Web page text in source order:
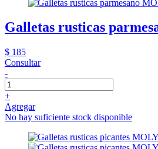
Galletas rusticas
$ 185
Consultar
-
+
Agregar
No hay suficiente stock disponible